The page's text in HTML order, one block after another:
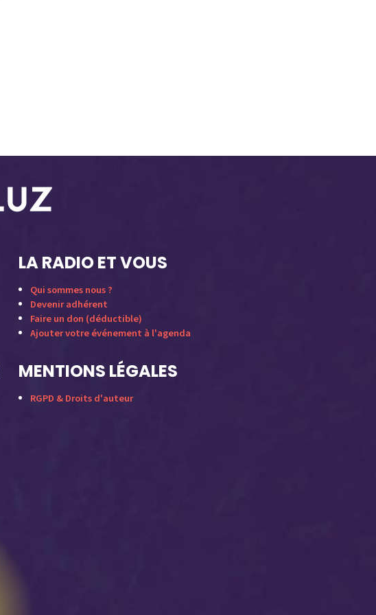
LA RADIO ET VOUS
Qui sommes nous ?
Devenir adhérent
Faire un don (déductible)
Ajouter votre événement à l'agenda
MENTIONS LÉGALES
RGPD & Droits d'auteur